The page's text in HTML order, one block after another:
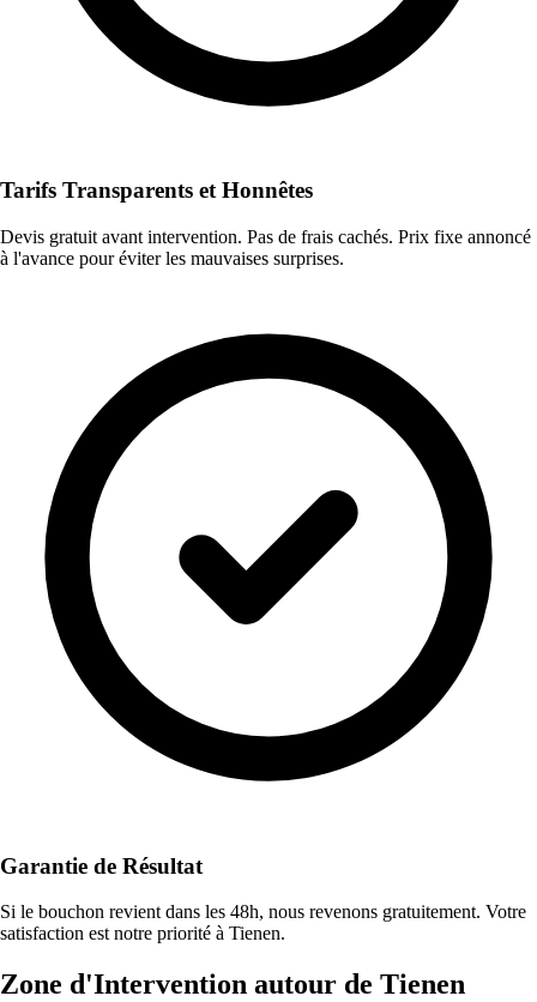
Tarifs Transparents et Honnêtes
Devis gratuit avant intervention. Pas de frais cachés. Prix fixe annoncé
à l'avance pour éviter les mauvaises surprises.
Garantie de Résultat
Si le bouchon revient dans les 48h, nous revenons gratuitement. Votre
satisfaction est notre priorité à Tienen.
Zone d'Intervention autour de Tienen